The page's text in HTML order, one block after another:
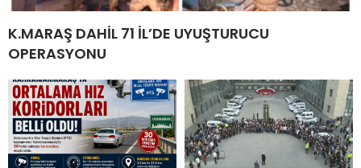
K.MARAŞ DAHİL 71 İL’DE UYUŞTURUCU
OPERASYONU